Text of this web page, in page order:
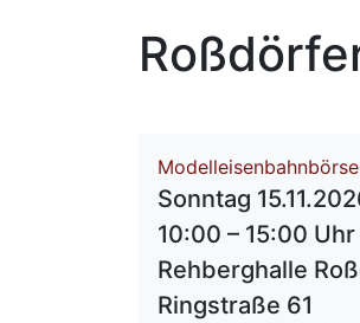
Modelleisenbahnbörse
Sonntag
10:00 – 15:00 Uhr
Rehberghalle
Ringstraße 61